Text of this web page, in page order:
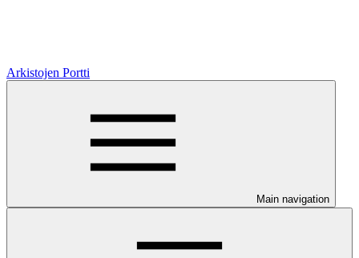
Arkistojen Portti
Main navigation